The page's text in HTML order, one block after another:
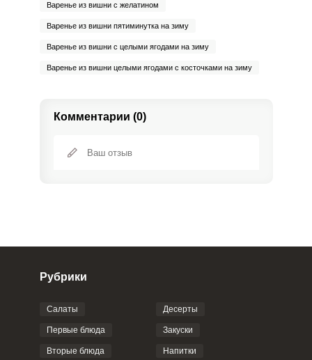
Варенье из вишни с желатином
Варенье из вишни пятиминутка на зиму
Варенье из вишни с целыми ягодами на зиму
Варенье из вишни целыми ягодами с косточками на зиму
Комментарии (0)
Фото до 4 шт, до 5 mb
Рубрики
Салаты
Первые блюда
Вторые блюда
Десерты
Закуски
Напитки